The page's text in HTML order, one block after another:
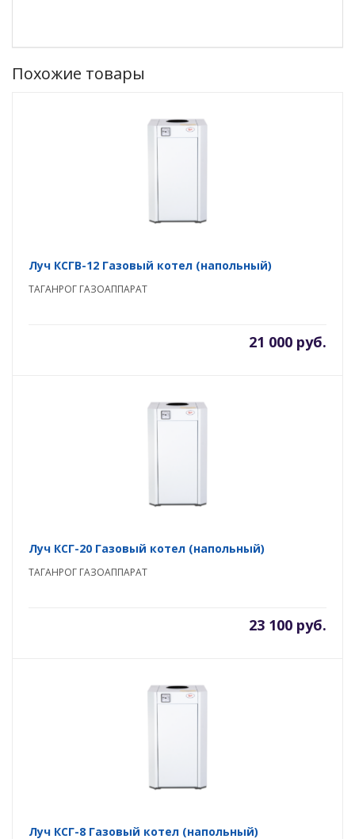
Похожие товары
Луч КСГВ-12 Газовый котел (напольный)
ТАГАНРОГ ГАЗОАППАРАТ
21 000 руб.
Луч КСГ-20 Газовый котел (напольный)
ТАГАНРОГ ГАЗОАППАРАТ
23 100 руб.
Луч КСГ-8 Газовый котел (напольный)